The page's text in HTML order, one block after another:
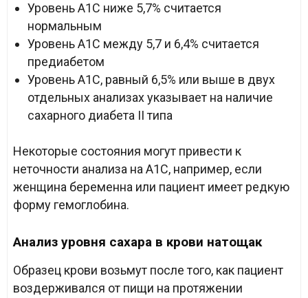
Уровень A1C ниже 5,7% считается
нормальным
Уровень A1C между 5,7 и 6,4% считается
предиабетом
Уровень A1C, равный 6,5% или выше в двух
отдельных анализах указывает на наличие
сахарного диабета II типа
Некоторые состояния могут привести к
неточности анализа на A1C, например, если
женщина беременна или пациент имеет редкую
форму гемоглобина.
Анализ уровня сахара в крови натощак
Образец крови возьмут после того, как пациент
воздерживался от пищи на протяжении